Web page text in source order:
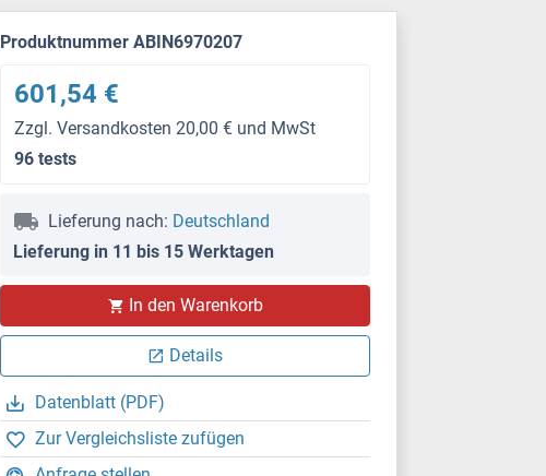
Produktnummer ABIN6970207
601,54 €
Zzgl. Versandkosten 20,00 € und MwSt
96 tests
Lieferung nach: Deutschland
Lieferung in 11 bis 15 Werktagen
In den Warenkorb
Details
Datenblatt (PDF)
Zur Vergleichsliste zufügen